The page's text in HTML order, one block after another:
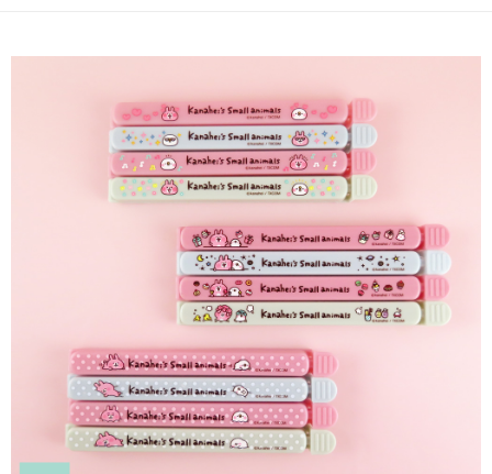
※ 請注意：結帳手續完成當下不需立刻繳費，但若您需要取消訂單，請聯絡
購買商品的店家。未經商家同意取消之訂單仍視為有效，需透過AFTEE先享
後付繳納相關費用。
※ 交易是否成功請以「AFTEE先享後付 」之結帳頁面顯示為準，若有關於
是否繳費成功／繳費後需取消欲退款等相關疑問，請聯繫「AFTEE先享後付
客戶支援中心」https://netprotections.freshdesk.com/support/home
１．透過由恩沛科技股份有限公司提供之「AFTEE先享後付」服務完成之交
易，需依本服務之必要範圍內提供個人資料，並將交易相關給付款項請求債
權轉讓予恩沛科技股份有限公司。
２．關於個人資料處理事宜，請瀏覽以下網址：
https://aftee.tw/terms/#terms3
３．未成年的使用者請事先徵得法定代理人或監護人之同意方可使用
「AFTEE先享後付」，若未經同意申辦者引起之損失，本公司不負相關責
４．使用「AFTEE先享後付」時，將依據個別帳號之用戶狀況，依本公司即
時審查核予不同之上限額度；若仍有額度不足之情形，本公司將視審查結果
請求用戶進行身份認證。
每筆NT$60，滿NT$499(含以上)免運費
每筆NT$60，滿NT$499(含以上)免運費
付款後7-11取貨
每筆NT$60，滿NT$499(含以上)免運費
每筆NT$120，滿NT$499(含以上)免運費
查看運費